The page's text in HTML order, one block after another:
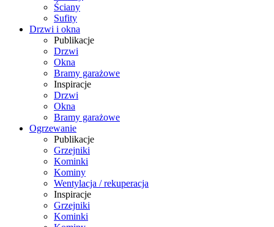
Ściany
Sufity
Drzwi i okna
Publikacje
Drzwi
Okna
Bramy garażowe
Inspiracje
Drzwi
Okna
Bramy garażowe
Ogrzewanie
Publikacje
Grzejniki
Kominki
Kominy
Wentylacja / rekuperacja
Inspiracje
Grzejniki
Kominki